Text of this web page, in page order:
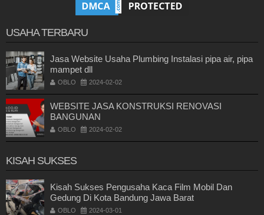
USAHA TERBARU
Jasa Website Usaha Plumbing Instalasi pipa air, pipa
mampet dll
OBLO 2024-02-02
WEBSITE JASA KONSTRUKSI RENOVASI
BANGUNAN
OBLO 2024-02-02
KISAH SUKSES
Kisah Sukses Pengusaha Kaca Film Mobil Dan
Gedung Di Kota Bandung Jawa Barat
OBLO 2024-03-01